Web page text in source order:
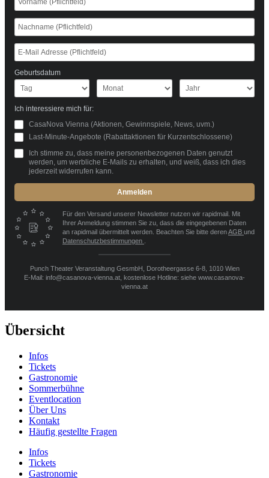
Geburtsdatum
Ich interessiere mich für:
CasaNova Vienna (Aktionen, Gewinnspiele, News, uvm.)
Last-Minute-Angebote (Rabattaktionen für Kurzentschlossene)
Ich stimme zu, dass meine personenbezogenen Daten genutzt
werden, um werbliche E-Mails zu erhalten, und weiß, dass ich dies
jederzeit widerrufen kann.
Anmelden
Für den Versand unserer Newsletter nutzen wir rapidmail. Mit
Ihrer Anmeldung stimmen Sie zu, dass die eingegebenen Daten
an rapidmail übermittelt werden. Beachten Sie bitte derenAGB und
Datenschutzbestimmungen
Punch Theater Veranstaltung GesmbH, Dorotheergasse 6-8, 1010 Wien
E-Mail: info@casanova-vienna.at, kostenlose Hotline: siehe www.casanova-
vienna.at
Übersicht
Infos
Tickets
Gastronomie
Sommerbühne
Eventlocation
Über Uns
Kontakt
Häufig gestellte Fragen
Infos
Tickets
Gastronomie